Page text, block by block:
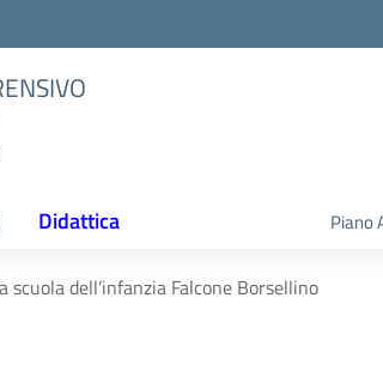
Didattica Piano
scuola dell’infanzia Falcone Borsellino